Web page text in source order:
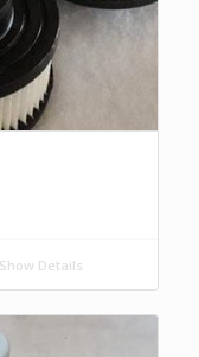
Show Details